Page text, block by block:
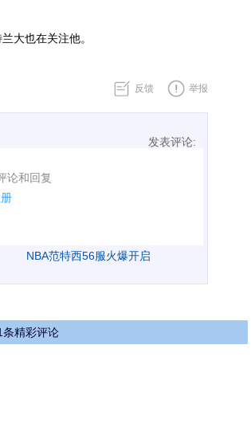
大也在关注他。
反馈 举报
发表评论:
论和回复
NBA范特西56服火爆开启
精彩评论